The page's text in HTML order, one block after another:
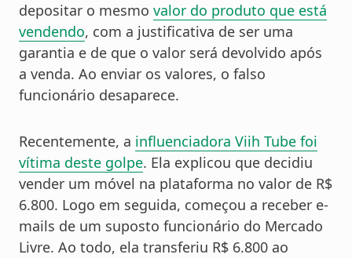
depositar o mesmo valor do produto que está
vendendo, com a justificativa de ser uma
garantia e de que o valor será devolvido após
a venda. Ao enviar os valores, o falso
funcionário desaparece.
Recentemente, a influenciadora Viih Tube foi
vítima deste golpe. Ela explicou que decidiu
vender um móvel na plataforma no valor de R$
6.800. Logo em seguida, começou a receber e-
mails de um suposto funcionário do Mercado
Livre. Ao todo, ela transferiu R$ 6.800 ao